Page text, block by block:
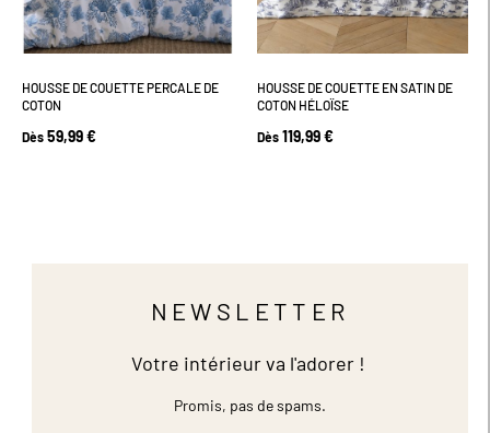
HOUSSE DE COUETTE PERCALE DE
COTON
Dès 59,99 €
HOUSSE DE COUETTE EN SATIN DE
COTON HÉLOÏSE
Dès 119,99 €
NEWSLETTER
Votre intérieur va l'adorer !
Promis, pas de spams.